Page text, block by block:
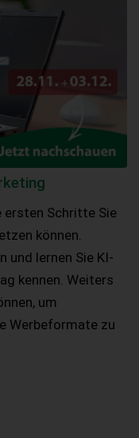
ersten Schritte Sie
können.
und lernen Sie KI-
kennen. Weiters
um
Werbeformate zu